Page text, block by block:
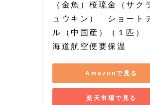
（金魚）桜琉金（サク
ュウキン）　ショート
ル（中国産）（１匹）
海道航空便要保温
Amazonで見る
楽天市場で見る